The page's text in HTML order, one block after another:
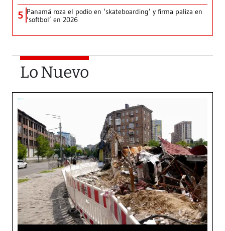
5 Panamá roza el podio en ‘skateboarding’ y firma paliza en
‘softbol’ en 2026
Lo Nuevo